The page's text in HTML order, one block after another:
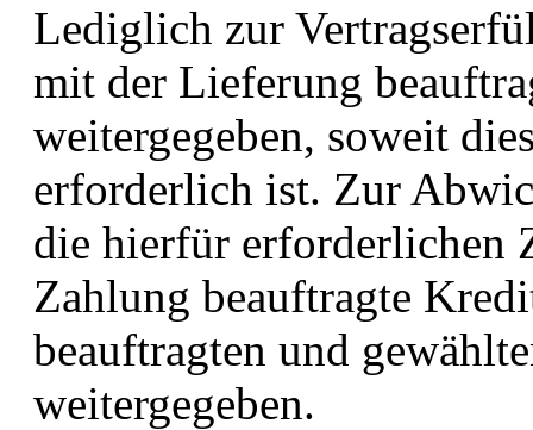
Lediglich zur
mit der Lieferung
weitergegeben, soweit
erforderlich ist. Zur
die hierfür erforderlichen
Zahlung beauftragte
beauftragten und
weitergegeben.